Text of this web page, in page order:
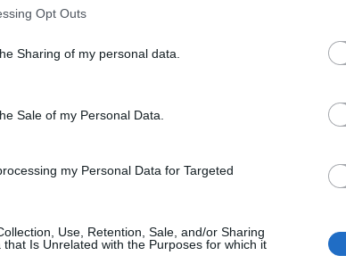
Opt Outs
Sharing of my personal data.
Sale of my Personal Data.
my Personal Data for Targeted
Use, Retention, Sale, and/or Sharing
Is Unrelated with the Purposes for which it
Καντέρ θέλει να δηλώσει συμμετοχή στο ντραφτ του
νέα
σύμβουλος της ΔΕΗ για την είσοδο στην
πολωνική αγορά ενέργειας